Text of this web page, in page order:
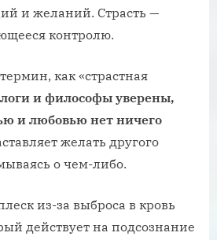
и желаний. Страсть —
контролю.
как «‎страстная
и философы уверены,
и любовью нет ничего
желать другого
о чем-либо.
из-за выброса в кровь
действует на подсознание